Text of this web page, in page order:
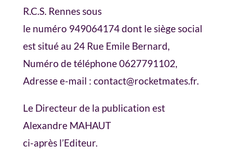
R.C.S. Rennes sous
le numéro 949064174 dont le siège social
est situé au 24 Rue Emile Bernard,
Numéro de téléphone 0627791102,
Adresse e-mail : contact@rocketmates.fr.
Le Directeur de la publication est
Alexandre MAHAUT
ci-après l’Editeur.